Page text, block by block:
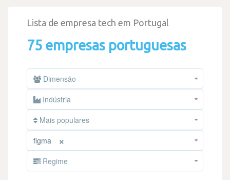
Lista de empresa tech em Portugal
75 empresas portuguesas
Dimensão
Indústria
Mais populares
×
figma
Regime